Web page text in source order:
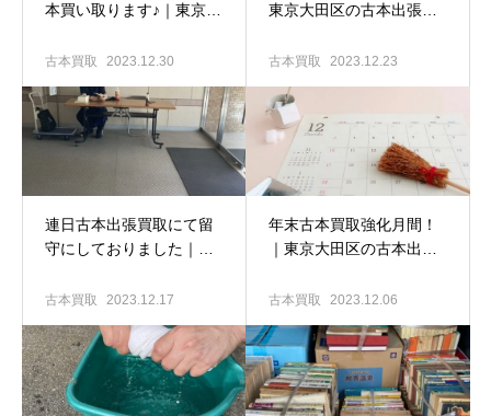
本買い取ります♪｜東京大
店 古書窟揚羽堂
古本買取 2023.12.30
東京大田区の古本出張買
古本買取 2023.12.23
連日古本出張買取にて留
守にしておりました｜東
店 古書窟揚羽堂
古本買取 2023.12.17
年末古本買取強化月間！
｜東京大田区の古本出張
古本買取 2023.12.06